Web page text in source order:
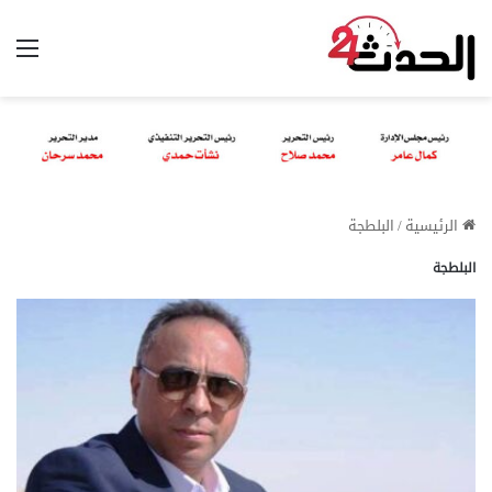
الرئيسية/البلطجة
البلطجة